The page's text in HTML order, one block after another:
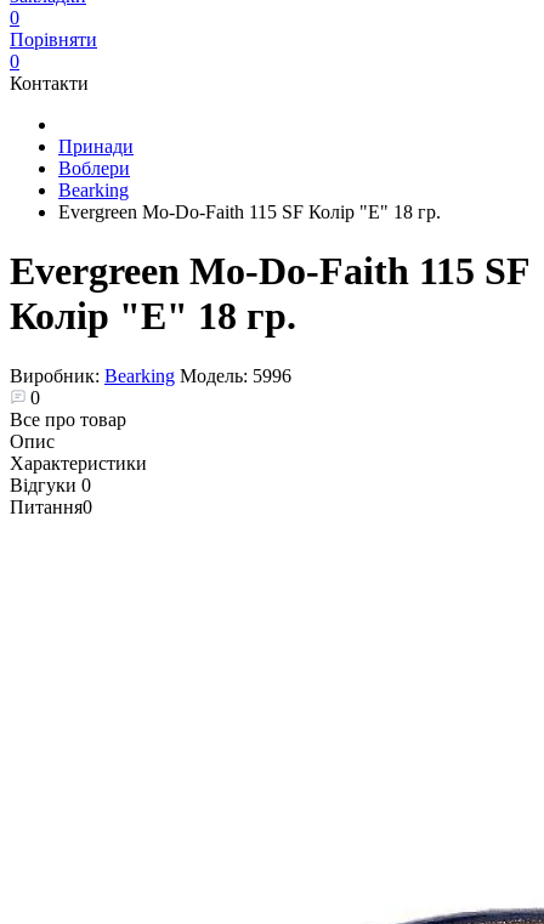
0
Порівняти
0
Контакти
Принади
Воблери
Bearking
Evergreen Mo-Do-Faith 115 SF Колір "E" 18 гр.
Evergreen Mo-Do-Faith 115 SF
Колір "E" 18 гр.
Виробник: Bearking Модель: 5996
0
Все про товар
Опис
Характеристики
Відгуки 0
Питання0